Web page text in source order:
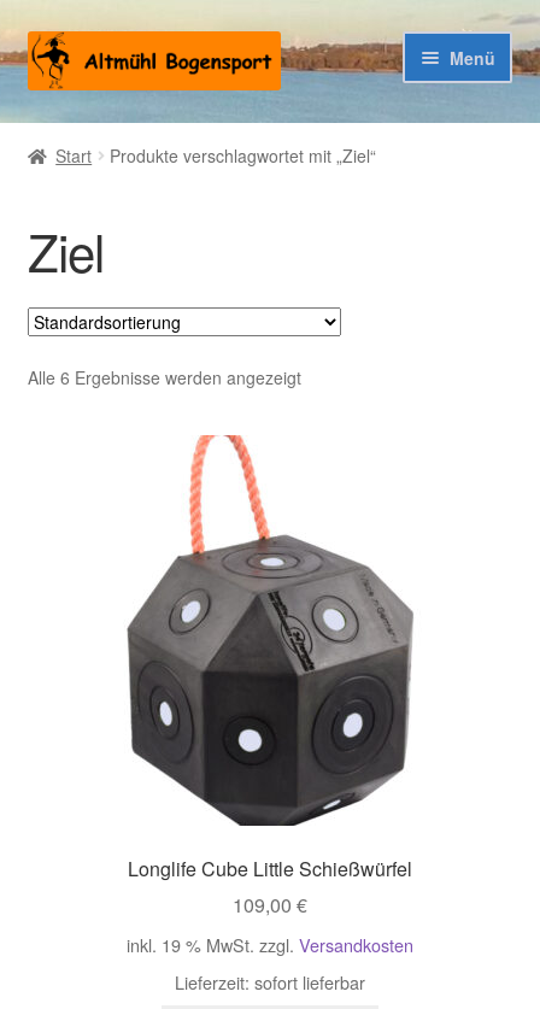
Zur
Navigation
springen
Zum
Inhalt
springen
Menü
Warenkorb
Start Produkte verschlagwortet mit „Ziel“
Ziel
Alle 6 Ergebnisse werden angezeigt
Longlife Cube Little Schießwürfel
109,00 €
inkl. 19 % MwSt. zzgl. Versandkosten
Lieferzeit: sofort lieferbar